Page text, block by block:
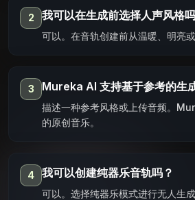
2 我可以在生成前选择人声风格
可以。在音轨创建前从温暖、明亮
3 Mureka AI 支持基于参考的生
描述一种参考风格或上传音频。
的原创音乐。
4 我可以创建纯器乐音轨吗？
可以。选择纯器乐模式进行无人生成